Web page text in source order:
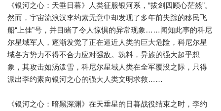
《银河之心：天垂日暮》人类征服银河系，“拔剑四顾心茫然”。
然而，宇宙流浪汉李约素无意中却发现了多年前失踪的移民飞
船“上佳”号，并目睹了令人惊惧的异常现象……闻知此事的科尼
尔星域军人，逐渐发觉了正在逼近人类的巨大危险，科尼尔星
域各方势力不得不合力应对强敌。孰料，异族的强大超乎想
象，其攻击如汤泼雪，科尼尔星域人类在全军覆没之际，只得
派出李约素向银河之心的强大人类文明求救……
《银河之心：暗黑深渊》在天垂星的日暮战役结束之时，李约